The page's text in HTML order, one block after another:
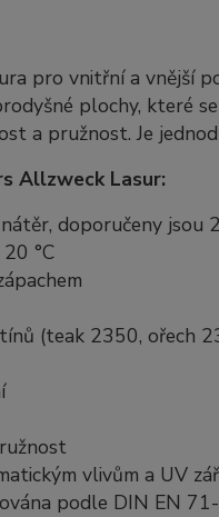
pro vnitřní a vnější
plochy, které
a pružnost. Je
Allzweck Lasur:
doporučeny jsou
°C
(teak 2350, ořech
vlivům a UV
podle DIN EN